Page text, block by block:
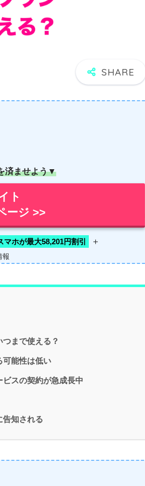
済ませよう▼
ト
ージ >>
マホが最大58,201円割引 ＋
報
まで使える？
可能性は低い
スの契約が急成長中
告知される